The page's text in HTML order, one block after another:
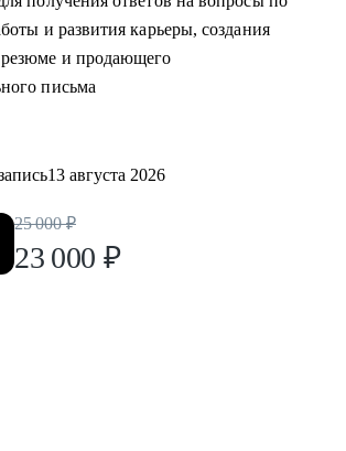
и развития карьеры, создания
и продающего
письма
13 августа 2026
25 000 ₽
23 000 ₽